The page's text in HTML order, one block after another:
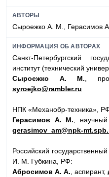
АВТОРЫ
Сыроежко А. М., Герасимов
ИНФОРМАЦИЯ ОБ АВТОРАХ
Санкт-Петербургский
институт (технический
Сыроежко А. М.,
syroejko@rambler.ru
НПК «Механобр-техника»,
Герасимов А. М., научный
gerasimov_am@npk-
Российский
И. М. Губкина, РФ:
Абросимов А. А., аспирант,